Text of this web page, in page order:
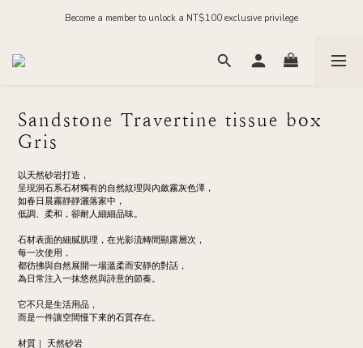
Order before midnight for next-day dispatch on in-stock items
Become a member to unlock a NT$100 exclusive privilege
Join our official LINE and receive NT$200 in store credit
Sandstone Travertine tissue box
Gris
以天然砂岩打造，
呈現洞石系石材獨有的自然紋理與內斂霧灰色澤，
如春日晨霧靜靜灑落家中，
低調、柔和，卻耐人細細品味。
石材表面的細膩肌理，在光影流轉間顯露層次，
每一次使用，
都彷彿與自然展開一場溫柔而安靜的對話，
為日常注入一抹悠然與詩意的節奏。
它不只是生活用品，
而是一件讓空間慢下來的石質存在。
材質｜ 天然砂岩